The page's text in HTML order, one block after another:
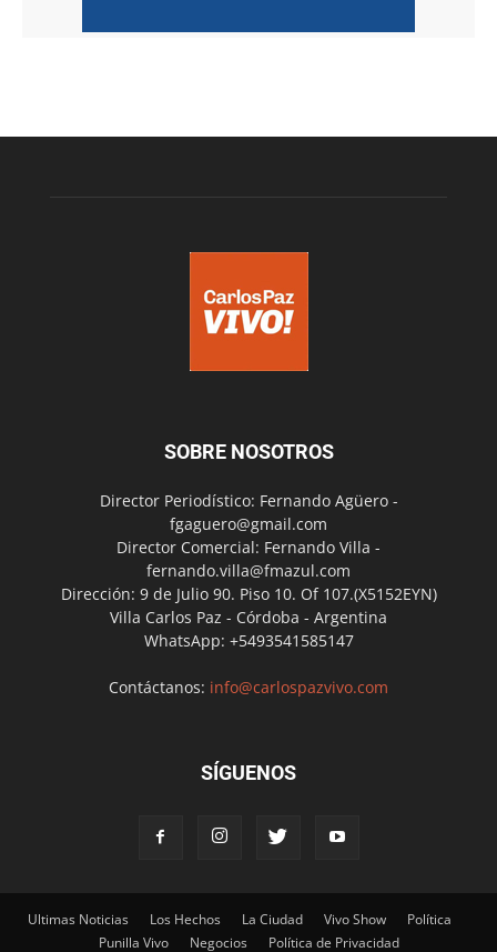
SOBRE NOSOTROS
Director Periodístico: Fernando Agüero -
fgaguero@gmail.com
Director Comercial: Fernando Villa -
fernando.villa@fmazul.com
Dirección: 9 de Julio 90. Piso 10. Of 107.(X5152EYN)
Villa Carlos Paz - Córdoba - Argentina
WhatsApp: +5493541585147
Contáctanos: info@carlospazvivo.com
SÍGUENOS
Ultimas Noticias Los Hechos La Ciudad Vivo Show
Política
Punilla Vivo
Negocios Política de Privacidad